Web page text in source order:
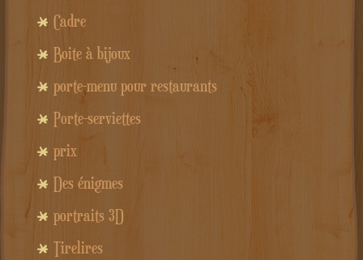
Cadre
Boite à bijoux
porte-menu pour restaurants
Porte-serviettes
prix
Des énigmes
portraits 3D
Tirelires